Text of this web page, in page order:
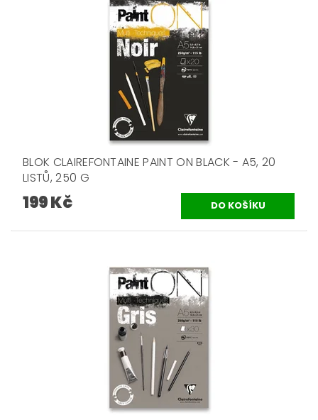
BLOK CLAIREFONTAINE PAINT ON BLACK - A5, 20
LISTŮ, 250 G
199 Kč